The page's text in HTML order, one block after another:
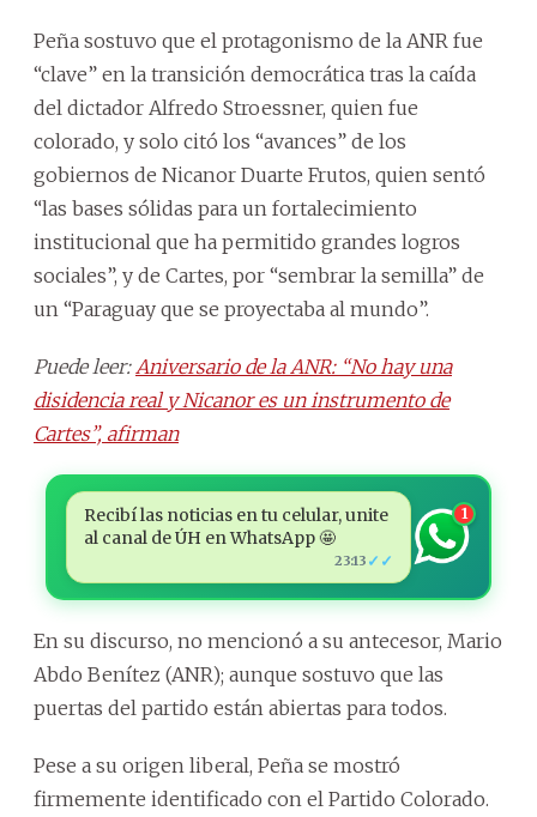
Peña sostuvo que el protagonismo de la ANR fue
“clave” en la transición democrática tras la caída
del dictador Alfredo Stroessner, quien fue
colorado, y solo citó los “avances” de los
gobiernos de Nicanor Duarte Frutos, quien sentó
“las bases sólidas para un fortalecimiento
institucional que ha permitido grandes logros
sociales”, y de Cartes, por “sembrar la semilla” de
un “Paraguay que se proyectaba al mundo”.
Puede leer: Aniversario de la ANR: “No hay una
disidencia real y Nicanor es un instrumento de
Cartes”, afirman
Recibí las noticias en tu celular, unite
al canal de ÚH en WhatsApp 🤩
23:13 ✓✓
1
En su discurso, no mencionó a su antecesor, Mario
Abdo Benítez (ANR); aunque sostuvo que las
puertas del partido están abiertas para todos.
Pese a su origen liberal, Peña se mostró
firmemente identificado con el Partido Colorado.